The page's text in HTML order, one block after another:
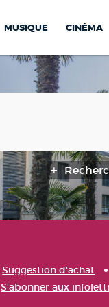
MUSIQUE CINÉMA
Suggestion d'achat
S'abonner aux